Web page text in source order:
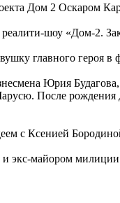
Дом 2 Оскаром
реалити-шоу «Дом-2.
главного героя в
Юрия
После
с Ксенией
и экс-майором